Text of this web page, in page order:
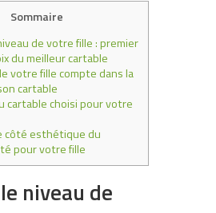
Sommaire
de votre fille : premier
du meilleur cartable
votre fille compte dans la
cartable
cartable choisi pour votre
côté esthétique du
pour votre fille
niveau de